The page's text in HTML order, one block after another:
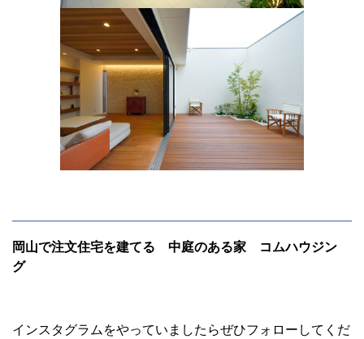
岡山で注文住宅を建てる 中庭のある家 コムハウジン
グ
インスタグラムをやっていましたらぜひフォローしてくだ